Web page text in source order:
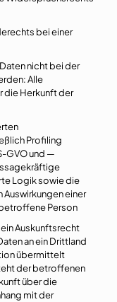
bei einer
nicht bei der
Alle
die Herkunft der
Profiling
GVO und —
Logik sowie die
einer
Person
Auskunftsrecht
an ein Drittland
übermittelt
der betroffenen
über die
mit der